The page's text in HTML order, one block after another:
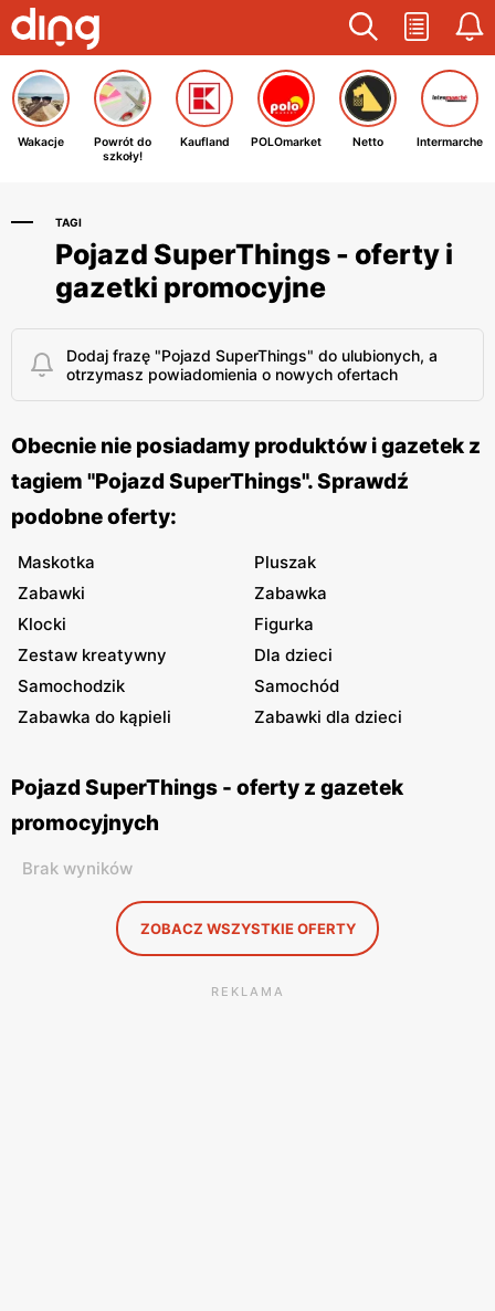
Wakacje
Powrót do
szkoły!
Kaufland POLOmarket Netto Intermarche
TAGI
Pojazd SuperThings - oferty i
gazetki promocyjne
Dodaj frazę "Pojazd SuperThings" do ulubionych, a
otrzymasz powiadomienia o nowych ofertach
Obecnie nie posiadamy produktów i gazetek z
tagiem "Pojazd SuperThings". Sprawdź
podobne oferty:
Maskotka
Pluszak
Zabawki
Zabawka
Klocki
Figurka
Zestaw kreatywny
Dla dzieci
Samochodzik
Samochód
Zabawka do kąpieli
Zabawki dla dzieci
Pojazd SuperThings - oferty z gazetek
promocyjnych
Brak wyników
ZOBACZ WSZYSTKIE OFERTY
REKLAMA